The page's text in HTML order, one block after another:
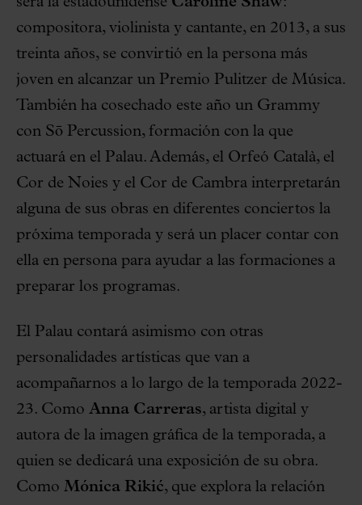
compositora, violinista y cantante, en 2013, a sus
treinta años, se convirtió en la persona más
joven en alcanzar un Premio Pulitzer de Música.
También ha cosechado este año un Grammy
con Sō Percussion, formación con la que
actuará en el Palau. Además, el Orfeó Català, el
Cor de Noies y el Cor de Cambra interpretarán
alguna de sus obras en diferentes conciertos la
próxima temporada y será un placer contar con
ella en persona para ayudar a las formaciones a
preparar los programas.
El Palau contará asimismo con otras
personalidades artísticas que van a
acompañarnos a lo largo de la temporada 2022-
23. Como Anna Carreras, artista digital y
autora de la imagen gráfica de la temporada, a
quien se dedicará una exposición de su obra.
Como Mónica Rikić, que explora la relación